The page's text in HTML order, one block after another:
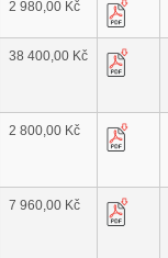
2 980,00 Kč
38 400,00 Kč
2 800,00 Kč
7 960,00 Kč